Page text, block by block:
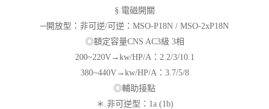
§.電磁開關
─開放型：非可逆/可逆：MSO-P18N / MSO-2xP18N
◎額定容量CNS AC3級 3相
200~220V→kw/HP/A：2.2/3/10.1
380~440V→kw/HP/A：3.7/5/8
◎輔助接點
＊.非可逆型：1a (1b)